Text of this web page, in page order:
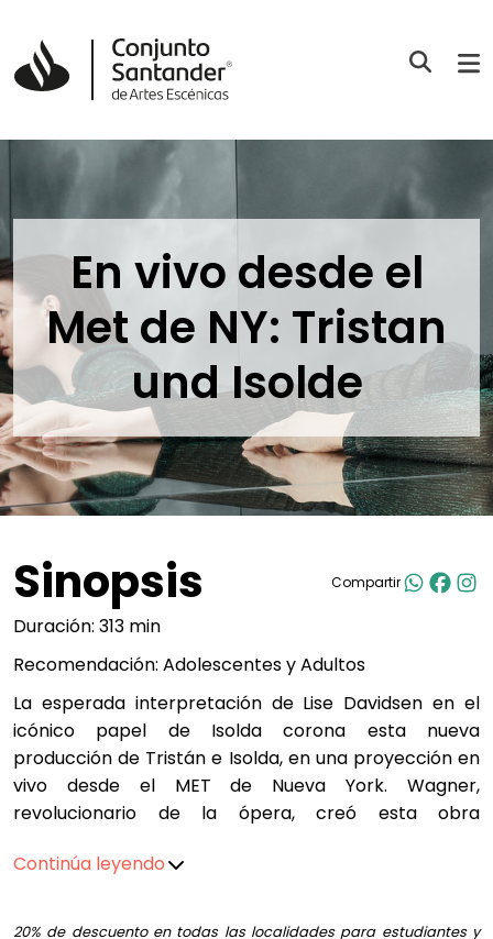
En vivo desde el
Met de NY: Tristan
und Isolde
Sinopsis Compartir
Duración: 313 min
Recomendación: Adolescentes y Adultos
La esperada interpretación de Lise Davidsen en el
icónico papel de Isolda corona esta nueva
producción de Tristán e Isolda, en una proyección en
vivo desde el MET de Nueva York. Wagner,
revolucionario de la ópera, creó esta obra
fatalidad se entrelazan con intensidad. Bajo la
uno de los creadores más visionarios de su
Continúa leyendo
20% de descuento en todas las localidades para estudiantes y